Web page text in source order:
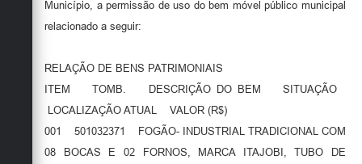
Município, a permissão de uso do bem móvel público municipal
relacionado a seguir:
RELAÇÃO DE BENS PATRIMONIAIS
ITEM TOMB. DESCRIÇÃO DO BEM SITUAÇÃO
LOCALIZAÇÃO ATUAL VALOR (R$)
001 501032371 FOGÃO- INDUSTRIAL TRADICIONAL COM
08 BOCAS E 02 FORNOS, MARCA ITAJOBI, TUBO DE